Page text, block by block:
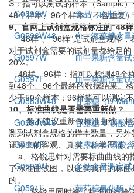
S：指可以测试的样本（Sample
48个样本、96个样本（不含重复
9、官网上试剂盒规格标注的“48
“48样”、“96样”是试剂盒规格
对于试剂盒需要的试剂量都给足
20%。
48样、96样：指可以检测48个
到48个、96个最终的数据结果。
少于50个样本；96样指可以测定
10、标准曲线是否需要重新做？
一般不建议重新做标准曲线，
测到试剂盒规格的样本数量，另
证标曲的客观、真实、科学严谨，
a、格锐思针对需要标曲曲线的
了标准曲线图，以证实我们的标
的。
G0599W
食品（肉制品
G0596W48
血中海藻糖含
G0597W
血中果糖含量
G0597F
血中果糖含量
G0583W48
甘露糖（D-
G0594W48
甘露糖-6-磷酸
G0594F
甘露糖-6-磷酸
G0593W
多糖含量测定
G0591F
葡萄糖氧化酶